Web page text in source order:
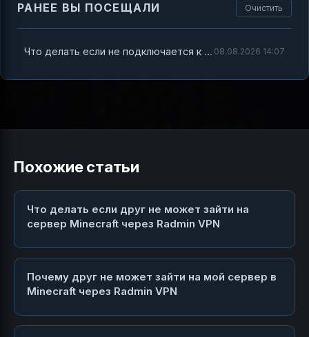
РАНЕЕ ВЫ ПОСЕЩАЛИ Очистить
Что делать если не подключается к серверу в Minecraft через Radmin VPN 08.08.2026 14:07
Похожие статьи
Что делать если друг не может зайти на
сервер Minecraft через Radmin VPN
Почему друг не может зайти на мой сервер в
Minecraft через Radmin VPN